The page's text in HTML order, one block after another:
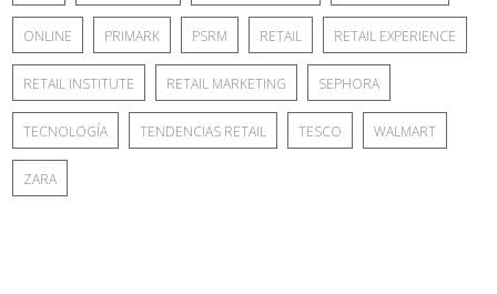
ONLINE PRIMARK PSRM RETAIL RETAIL EXPERIENCE
RETAIL INSTITUTE RETAIL MARKETING SEPHORA
TECNOLOGÍA TENDENCIAS RETAIL TESCO WALMART
ZARA